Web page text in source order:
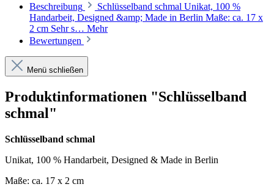
Beschreibung
Schlüsselband schmal Unikat, 100 %
Handarbeit, Designed &amp; Made in Berlin Maße: ca. 17 x
2 cm Sehr s… Mehr
Bewertungen
Menü schließen
Produktinformationen "Schlüsselband
schmal"
Schlüsselband schmal
Unikat, 100 % Handarbeit, Designed & Made in Berlin
Maße: ca. 17 x 2 cm